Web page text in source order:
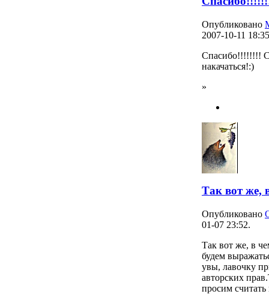
Опубликовано
2007-10-11
Спасибо!!!!!!!!
накачаться!:)
»
Так вот же,
Опубликовано
01-07 23:52.
Так вот же, в
будем
увы, лавочку
авторских
просим